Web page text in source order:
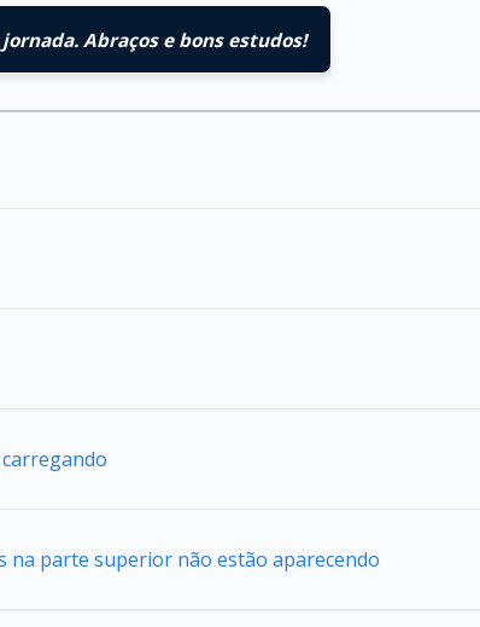
Abraços e bons estudos!
na parte superior não estão aparecendo